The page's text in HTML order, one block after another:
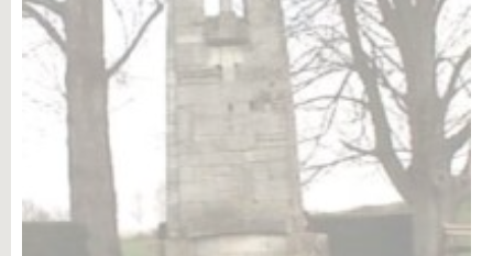
Seniors
Transports
Voirie et espace public